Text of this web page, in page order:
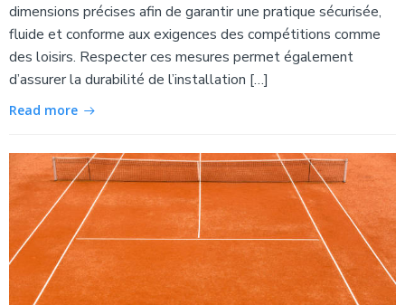
dimensions précises afin de garantir une pratique sécurisée,
fluide et conforme aux exigences des compétitions comme
des loisirs. Respecter ces mesures permet également
d’assurer la durabilité de l’installation […]
Read more